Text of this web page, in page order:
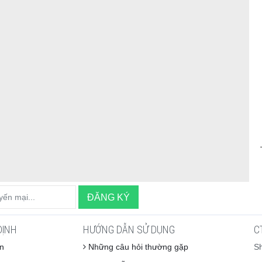
HƯỚNG DẪN SỬ DỤNG
Những câu hỏi thường gặp